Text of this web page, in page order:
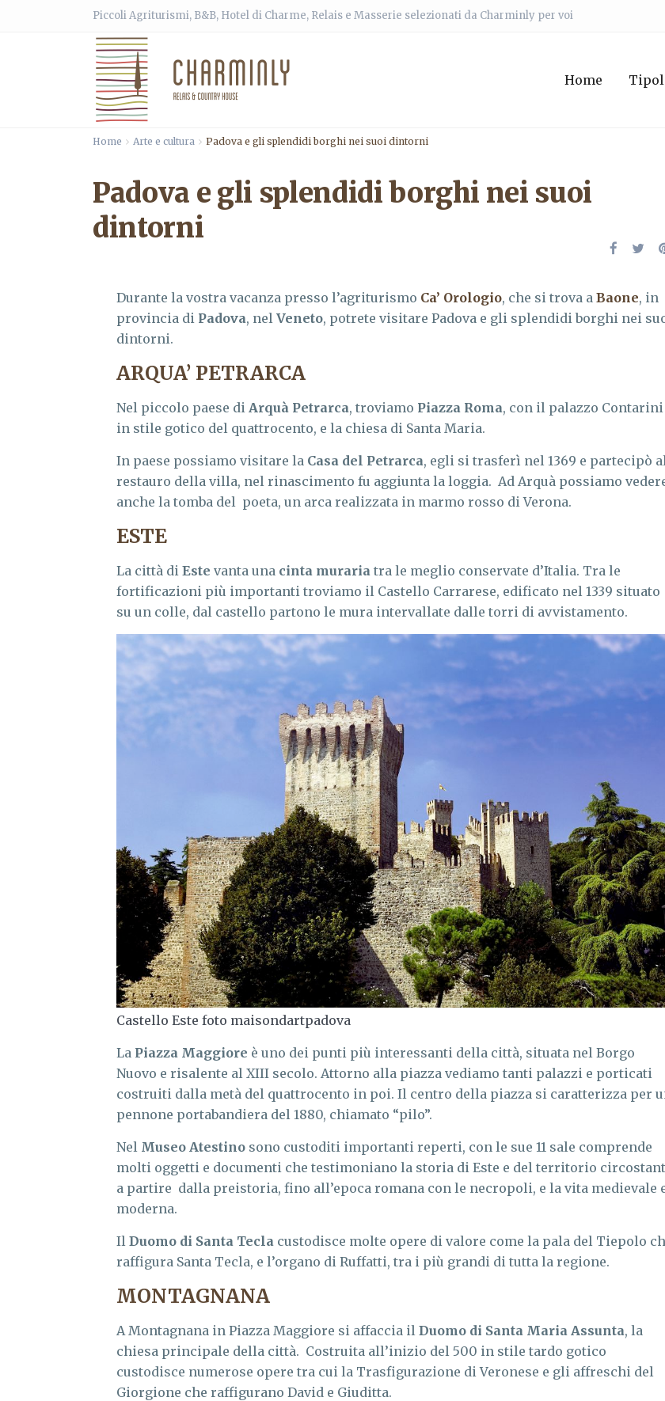
Piccoli Agriturismi, B&B, Hotel di Charme, Relais e Masserie selezionati da Charminly per voi
Home
Home Arte e cultura Padova e gli splendidi borghi nei suoi dintorni
Padova e gli splendidi borghi nei suoi
dintorni
Durante la vostra vacanza presso l’agriturismo Ca’ Orologio, che si trova a Baone, in
provincia di Padova, nel Veneto, potrete visitare Padova e gli splendidi borghi nei
dintorni.
ARQUA’ PETRARCA
Nel piccolo paese di Arquà Petrarca, troviamo Piazza Roma, con il palazzo Contarini
in stile gotico del quattrocento, e la chiesa di Santa Maria.
In paese possiamo visitare la Casa del Petrarca, egli si trasferì nel 1369 e partecipò
restauro della villa, nel rinascimento fu aggiunta la loggia. Ad Arquà possiamo
anche la tomba del poeta, un arca realizzata in marmo rosso di Verona.
ESTE
La città di Este vanta una cinta muraria tra le meglio conservate d’Italia. Tra le
fortificazioni più importanti troviamo il Castello Carrarese, edificato nel 1339 situato
su un colle, dal castello partono le mura intervallate dalle torri di avvistamento.
Castello Este foto maisondartpadova
La Piazza Maggiore è uno dei punti più interessanti della città, situata nel Borgo
Nuovo e risalente al XIII secolo. Attorno alla piazza vediamo tanti palazzi e porticati
costruiti dalla metà del quattrocento in poi. Il centro della piazza si caratterizza per
pennone portabandiera del 1880, chiamato “pilo”.
Nel Museo Atestino sono custoditi importanti reperti, con le sue 11 sale comprende
molti oggetti e documenti che testimoniano la storia di Este e del territorio
a partire dalla preistoria, fino all’epoca romana con le necropoli, e la vita medievale
moderna.
Il Duomo di Santa Tecla custodisce molte opere di valore come la pala del Tiepolo
raffigura Santa Tecla, e l’organo di Ruffatti, tra i più grandi di tutta la regione.
MONTAGNANA
A Montagnana in Piazza Maggiore si affaccia il Duomo di Santa Maria Assunta, la
chiesa principale della città. Costruita all’inizio del 500 in stile tardo gotico
custodisce numerose opere tra cui la Trasfigurazione di Veronese e gli affreschi del
Giorgione che raffigurano David e Giuditta.